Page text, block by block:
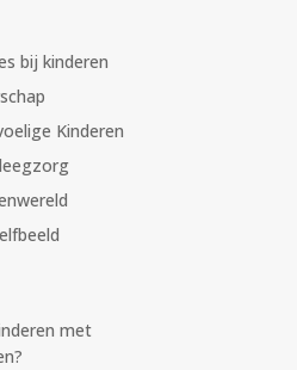
bij kinderen
Kinderen
met